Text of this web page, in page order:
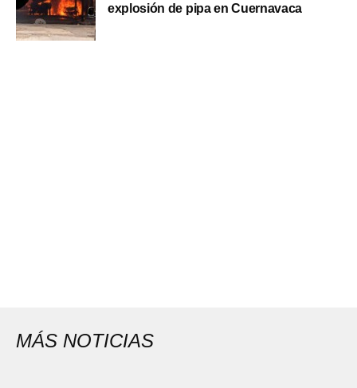
explosión de pipa en Cuernavaca
MÁS NOTICIAS